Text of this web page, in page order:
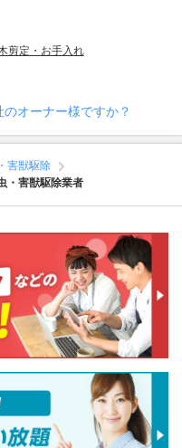
剪定・お手入れ
オーナー様ですか？
害獣駆除
・害獣駆除業者